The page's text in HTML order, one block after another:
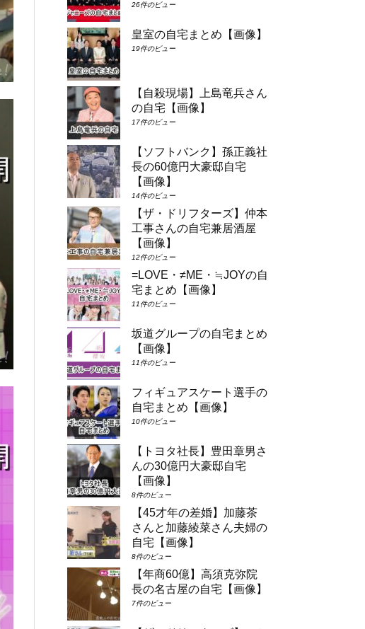
26件のビュー
皇室の自宅まとめ【画像】
19件のビュー
【自殺現場】上島竜兵さん
の自宅【画像】
17件のビュー
【ソフトバンク】孫正義社
長の60億円大豪邸自宅
【画像】
14件のビュー
【ザ・ドリフターズ】仲本
工事さんの自宅兼居酒屋
【画像】
12件のビュー
=LOVE・≠ME・≒JOYの自
宅まとめ【画像】
11件のビュー
坂道グループの自宅まとめ
【画像】
11件のビュー
フィギュアスケート選手の
自宅まとめ【画像】
10件のビュー
【トヨタ社長】豊田章男さ
んの30億円大豪邸自宅
【画像】
8件のビュー
【45才年の差婚】加藤茶
さんと加藤綾菜さん夫婦の
自宅【画像】
8件のビュー
【年商60億】高須克弥院
長の名古屋の自宅【画像】
7件のビュー